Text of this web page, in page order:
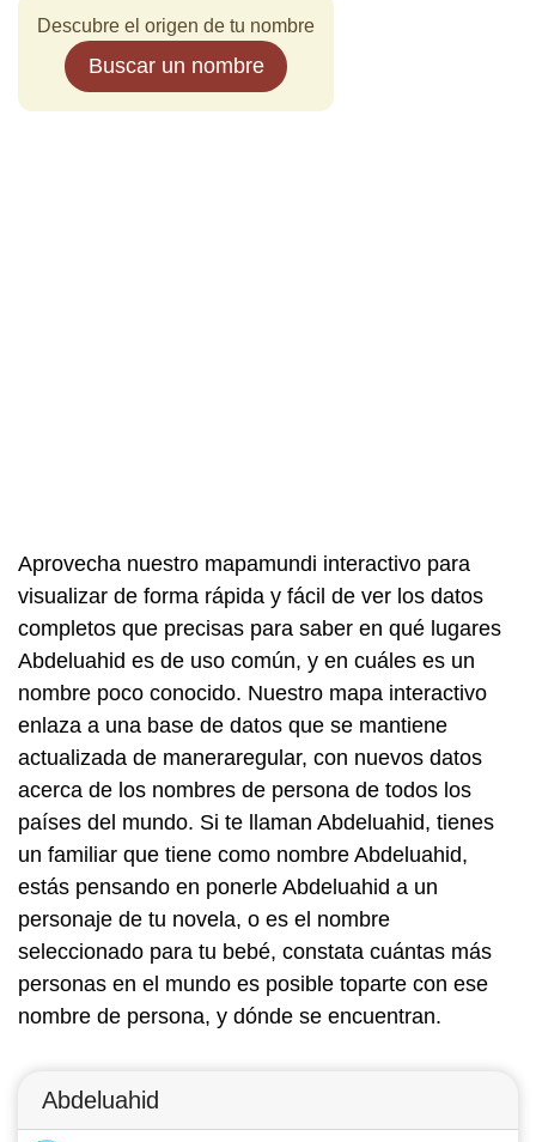
Descubre el origen de tu nombre
Buscar un nombre
Aprovecha nuestro mapamundi interactivo para
visualizar de forma rápida y fácil de ver los datos
completos que precisas para saber en qué lugares
Abdeluahid es de uso común, y en cuáles es un
nombre poco conocido. Nuestro mapa interactivo
enlaza a una base de datos que se mantiene
actualizada de maneraregular, con nuevos datos
acerca de los nombres de persona de todos los
países del mundo. Si te llaman Abdeluahid, tienes
un familiar que tiene como nombre Abdeluahid,
estás pensando en ponerle Abdeluahid a un
personaje de tu novela, o es el nombre
seleccionado para tu bebé, constata cuántas más
personas en el mundo es posible toparte con ese
nombre de persona, y dónde se encuentran.
Abdeluahid